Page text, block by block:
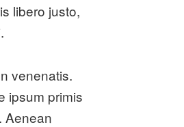
libero justo,
venenatis.
ipsum primis
Aenean